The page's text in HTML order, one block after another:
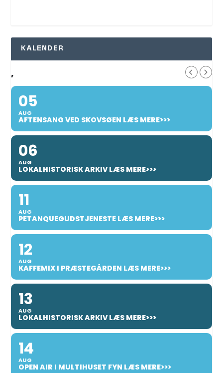
KALENDER
,
05
AUG
AFTENSANG VED SKOVSØEN LÆS MERE>>>
06
AUG
LOKALHISTORISK ARKIV LÆS MERE>>>
11
AUG
PETANQUEGUDSTJENESTE LÆS MERE>>>
12
AUG
KAFFEMIX I PRÆSTEGÅRDEN LÆS MERE>>>
13
AUG
LOKALHISTORISK ARKIV LÆS MERE>>>
14
AUG
OPEN AIR I MULTIHUSET FYN LÆS MERE>>>